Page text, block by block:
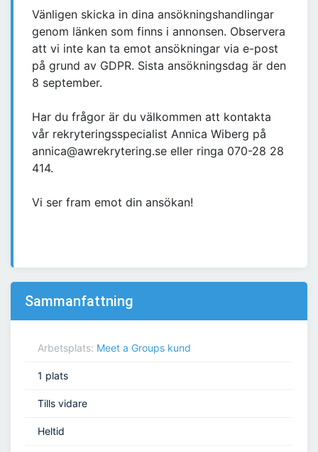
Vänligen skicka in dina ansökningshandlingar
genom länken som finns i annonsen. Observera
att vi inte kan ta emot ansökningar via e-post
på grund av GDPR. Sista ansökningsdag är den
8 september.
Har du frågor är du välkommen att kontakta
vår rekryteringsspecialist Annica Wiberg på
annica@awrekrytering.se eller ringa 070-28 28
414.
Vi ser fram emot din ansökan!
Sammanfattning
Arbetsplats: Meet a Groups kund
1 plats
Tills vidare
Heltid